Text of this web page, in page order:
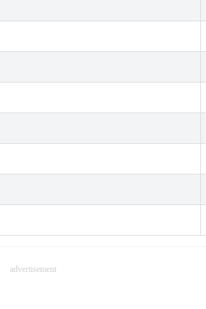
advertisement